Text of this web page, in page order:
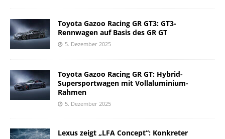
Toyota Gazoo Racing GR GT3: GT3-
Rennwagen auf Basis des GR GT
5. Dezember 2025
Toyota Gazoo Racing GR GT: Hybrid-
Supersportwagen mit Vollaluminium-
Rahmen
5. Dezember 2025
Lexus zeigt „LFA Concept“: Konkreter